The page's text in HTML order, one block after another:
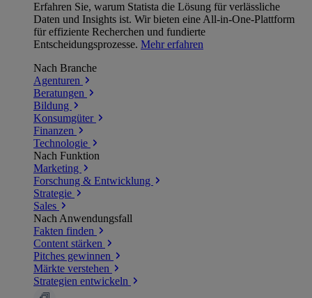
Erfahren Sie, warum Statista die Lösung für verlässliche
Daten und Insights ist. Wir bieten eine All-in-One-Plattform
für effiziente Recherchen und fundierte
Entscheidungsprozesse. Mehr erfahren
Nach Branche
Agenturen
Beratungen
Bildung
Konsumgüter
Finanzen
Technologie
Nach Funktion
Marketing
Forschung & Entwicklung
Strategie
Sales
Nach Anwendungsfall
Fakten finden
Content stärken
Pitches gewinnen
Märkte verstehen
Strategien entwickeln